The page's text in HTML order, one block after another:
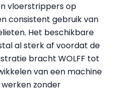
vloerstrippers op
consistent gebruik van
Het beschikbare
al sterk af voordat de
bracht WOLFF tot
van een machine
zonder